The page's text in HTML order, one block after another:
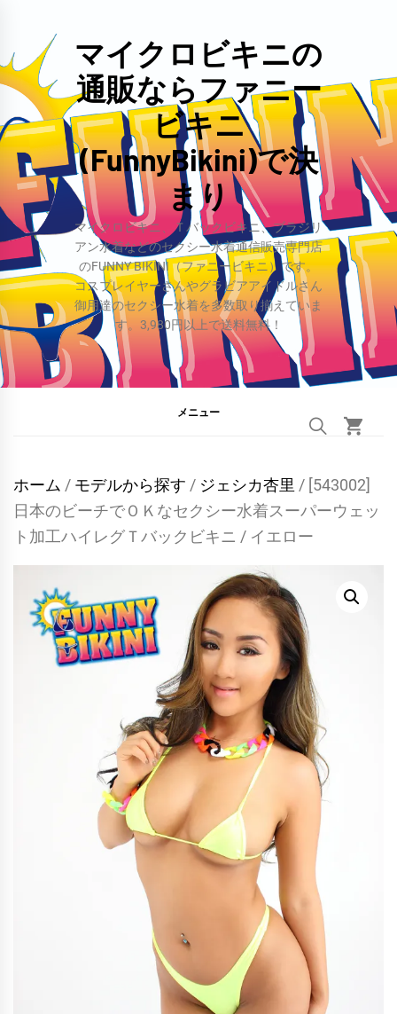
テ
ン
ツ
へ
ッ
プ
マイクロビキニの
通販ならファニー
ビキニ
(FunnyBikini)で決
まり
マイクロビキニ、Ｔバックビキニ、ブラジリ
アン水着などのセクシー水着通信販売専門店
のFUNNY BIKINI（ファニービキニ）です。
コスプレイヤーさんやグラビアアイドルさん
御用達のセクシー水着を多数取り揃えていま
す。3,980円以上で送料無料！
メニュー
ホーム / モデルから探す / ジェシカ杏里 / [543002]
日本のビーチでＯＫなセクシー水着スーパーウェッ
ト加工ハイレグＴバックビキニ / イエロー